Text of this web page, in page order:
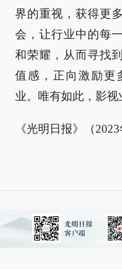
界的重视，获得更
会，让行业中的每
和荣耀，从而寻找
值感，正向激励更
业。唯有如此，影视
《光明日报》（